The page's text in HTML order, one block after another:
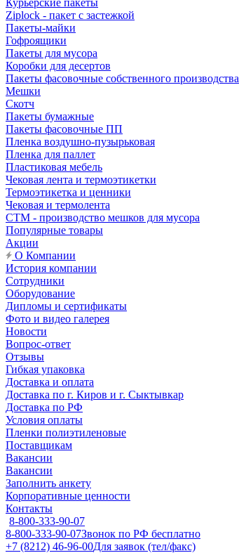
Курьерские пакеты
Ziplock - пакет с застежкой
Пакеты-майки
Гофроящики
Пакеты для мусора
Коробки для десертов
Пакеты фасовочные собственного производства
Мешки
Скотч
Пакеты бумажные
Пакеты фасовочные ПП
Пленка воздушно-пузырьковая
Пленка для паллет
Пластиковая мебель
Чековая лента и термоэтикетки
Термоэтикетка и ценники
Чековая и термолента
СТМ - производство мешков для мусора
Популярные товары
Акции
О Компании
История компании
Сотрудники
Оборудование
Дипломы и сертификаты
Фото и видео галерея
Новости
Вопрос-ответ
Отзывы
Гибкая упаковка
Доставка и оплата
Доставка по г. Киров и г. Сыктывкар
Доставка по РФ
Условия оплаты
Пленки полиэтиленовые
Поставщикам
Вакансии
Вакансии
Заполнить анкету
Корпоративные ценности
Контакты
8-800-333-90-07
8-800-333-90-07Звонок по РФ бесплатно
+7 (8212) 46-96-00Для заявок (тел/факс)